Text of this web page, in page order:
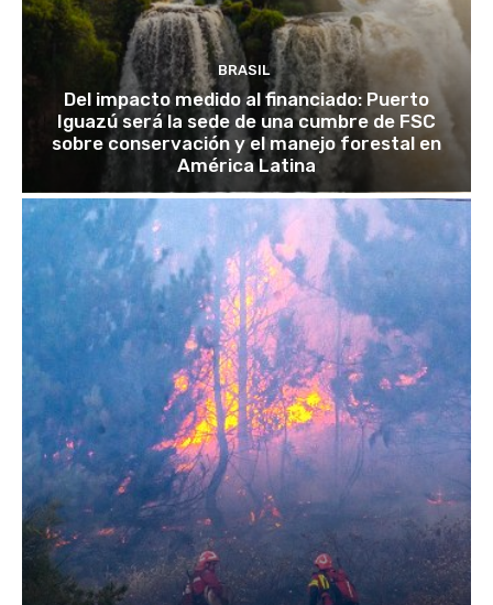
BRASIL
Del impacto medido al financiado: Puerto
Iguazú será la sede de una cumbre de FSC
sobre conservación y el manejo forestal en
América Latina